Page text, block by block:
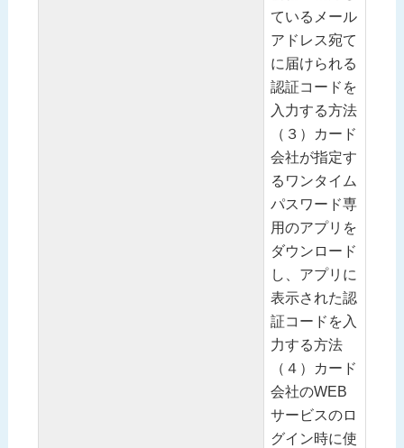
ているメール
アドレス宛て
に届けられる
認証コードを
入力する方法
（３）カード
会社が指定す
るワンタイム
パスワード専
用のアプリを
ダウンロード
し、アプリに
表示された認
証コードを入
力する方法
（４）カード
会社のWEB
サービスのロ
グイン時に使